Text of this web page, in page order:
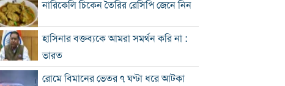
নারিকেলি চিকেন তৈরির রেসিপি জেনে নিন
হাসিনার বক্তব্যকে আমরা সমর্থন করি না :
ভারত
রোমে বিমানের ভেতর ৭ ঘণ্টা ধরে আটকা